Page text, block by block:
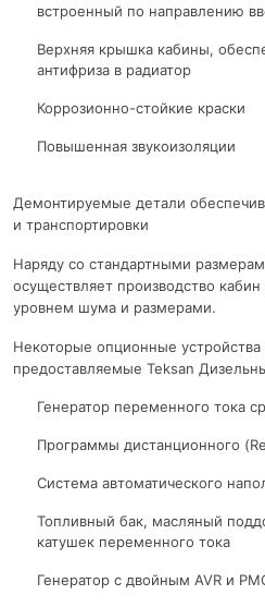
встроенный по направлению
Верхняя крышка кабины,
антифриза в радиатор
Коррозионно-стойкие краски
Повышенная звукоизоляции
Демонтируемые детали
и транспортировки
Наряду со стандартными
осуществляет производство
уровнем шума и размерами.
Некоторые опционные устройства
предоставляемые Teksan
Генератор переменного тока
Программы дистанционного
Система автоматического
Топливный бак, масляный
катушек переменного тока
Генератор с двойным AVR и